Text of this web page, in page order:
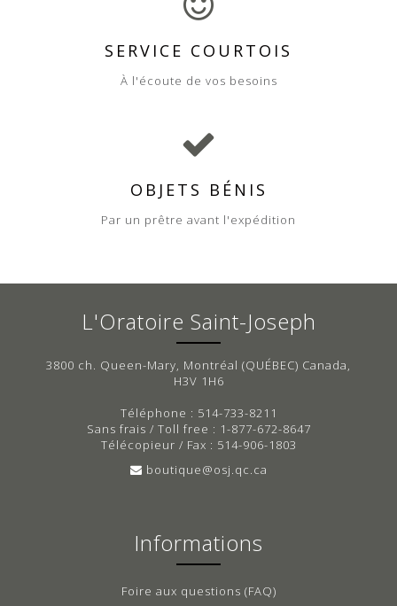
SERVICE COURTOIS
À l'écoute de vos besoins
OBJETS BÉNIS
Par un prêtre avant l'expédition
L'Oratoire Saint-Joseph
3800 ch. Queen-Mary, Montréal (QUÉBEC) Canada,
H3V 1H6
Téléphone : 514-733-8211
Sans frais / Toll free : 1-877-672-8647
Télécopieur / Fax : 514-906-1803
boutique@osj.qc.ca
Informations
Foire aux questions (FAQ)